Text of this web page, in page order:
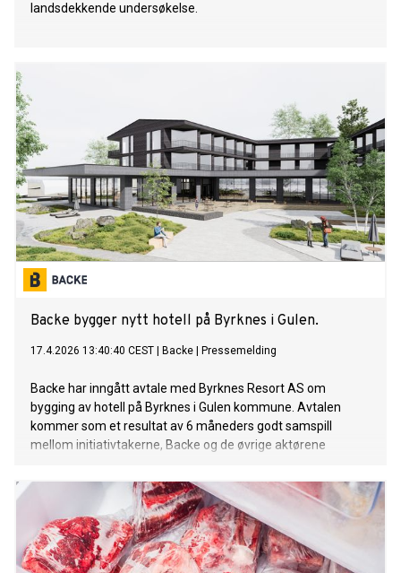
landsdekkende undersøkelse.
Backe bygger nytt hotell på Byrknes i Gulen.
17.4.2026 13:40:40 CEST Backe Pressemelding
Backe har inngått avtale med Byrknes Resort AS om
bygging av hotell på Byrknes i Gulen kommune. Avtalen
kommer som et resultat av 6 måneders godt samspill
mellom initiativtakerne, Backe og de øvrige aktørene